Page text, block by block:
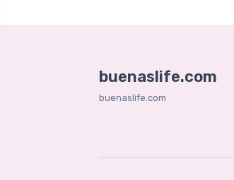
buenaslife.com
buenaslife.com